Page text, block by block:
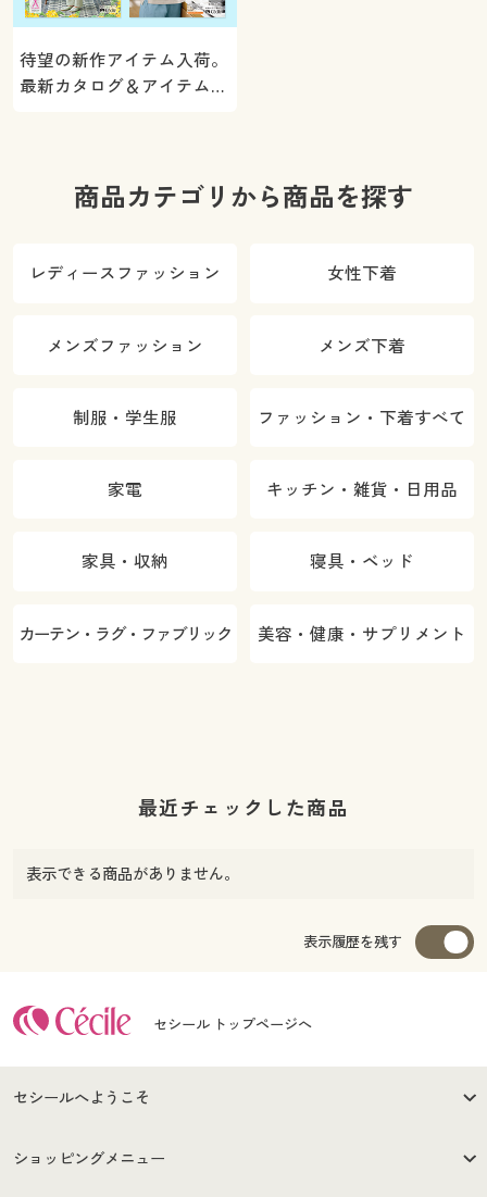
待望の新作アイテム入荷。
最新カタログ＆アイテムを
商品カテゴリから商品を探す
レディースファッション 女性下着
メンズファッション メンズ下着
制服・学生服 ファッション・下着すべて
家電 キッチン・雑貨・日用品
家具・収納 寝具・ベッド
カーテン・ラグ・ファブリック 美容・健康・サプリメント
最近チェックした商品
表示できる商品がありません。
表示履歴を残す
セシール トップページへ
セシールへようこそ
はじめての方へ
ショッピングメニュー